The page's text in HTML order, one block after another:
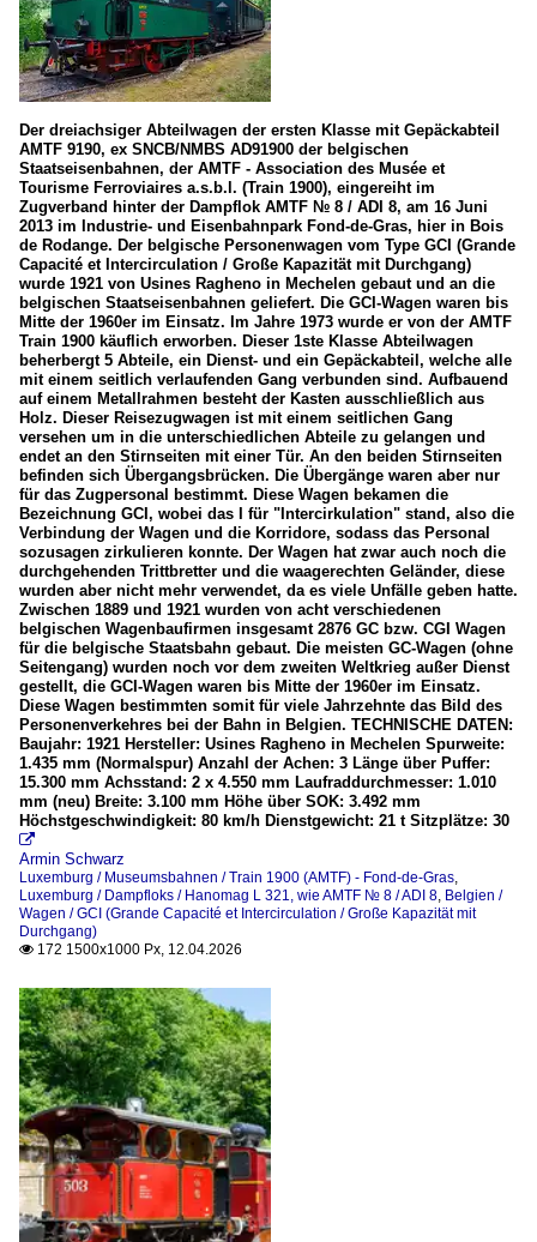
Der dreiachsiger Abteilwagen der ersten Klasse mit Gepäckabteil
AMTF 9190, ex SNCB/NMBS AD91900 der belgischen
Staatseisenbahnen, der AMTF - Association des Musée et
Tourisme Ferroviaires a.s.b.l. (Train 1900), eingereiht im
Zugverband hinter der Dampflok AMTF № 8 / ADI 8, am 16 Juni
2013 im Industrie- und Eisenbahnpark Fond-de-Gras, hier in Bois
de Rodange. Der belgische Personenwagen vom Type GCI (Grande
Capacité et Intercirculation / Große Kapazität mit Durchgang)
wurde 1921 von Usines Ragheno in Mechelen gebaut und an die
belgischen Staatseisenbahnen geliefert. Die GCI-Wagen waren bis
Mitte der 1960er im Einsatz. Im Jahre 1973 wurde er von der AMTF
Train 1900 käuflich erworben. Dieser 1ste Klasse Abteilwagen
beherbergt 5 Abteile, ein Dienst- und ein Gepäckabteil, welche alle
mit einem seitlich verlaufenden Gang verbunden sind. Aufbauend
auf einem Metallrahmen besteht der Kasten ausschließlich aus
Holz. Dieser Reisezugwagen ist mit einem seitlichen Gang
versehen um in die unterschiedlichen Abteile zu gelangen und
endet an den Stirnseiten mit einer Tür. An den beiden Stirnseiten
befinden sich Übergangsbrücken. Die Übergänge waren aber nur
für das Zugpersonal bestimmt. Diese Wagen bekamen die
Bezeichnung GCI, wobei das I für "Intercirkulation" stand, also die
Verbindung der Wagen und die Korridore, sodass das Personal
sozusagen zirkulieren konnte. Der Wagen hat zwar auch noch die
durchgehenden Trittbretter und die waagerechten Geländer, diese
wurden aber nicht mehr verwendet, da es viele Unfälle geben hatte.
Zwischen 1889 und 1921 wurden von acht verschiedenen
belgischen Wagenbaufirmen insgesamt 2876 GC bzw. CGI Wagen
für die belgische Staatsbahn gebaut. Die meisten GC-Wagen (ohne
Seitengang) wurden noch vor dem zweiten Weltkrieg außer Dienst
gestellt, die GCI-Wagen waren bis Mitte der 1960er im Einsatz.
Diese Wagen bestimmten somit für viele Jahrzehnte das Bild des
Personenverkehres bei der Bahn in Belgien. TECHNISCHE DATEN:
Baujahr: 1921 Hersteller: Usines Ragheno in Mechelen Spurweite:
1.435 mm (Normalspur) Anzahl der Achen: 3 Länge über Puffer:
15.300 mm Achsstand: 2 x 4.550 mm Laufraddurchmesser: 1.010
mm (neu) Breite: 3.100 mm Höhe über SOK: 3.492 mm
Höchstgeschwindigkeit: 80 km/h Dienstgewicht: 21 t Sitzplätze: 30

Armin Schwarz
Luxemburg / Museumsbahnen / Train 1900 (AMTF) - Fond-de-Gras,
Luxemburg / Dampfloks / Hanomag L 321, wie AMTF № 8 / ADI 8, Belgien /
Wagen / GCI (Grande Capacité et Intercirculation / Große Kapazität mit
Durchgang)
 172 1500x1000 Px, 12.04.2026